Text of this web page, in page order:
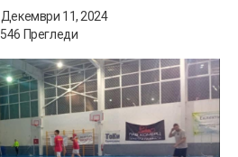
Декември 11, 2024
546 Прегледи